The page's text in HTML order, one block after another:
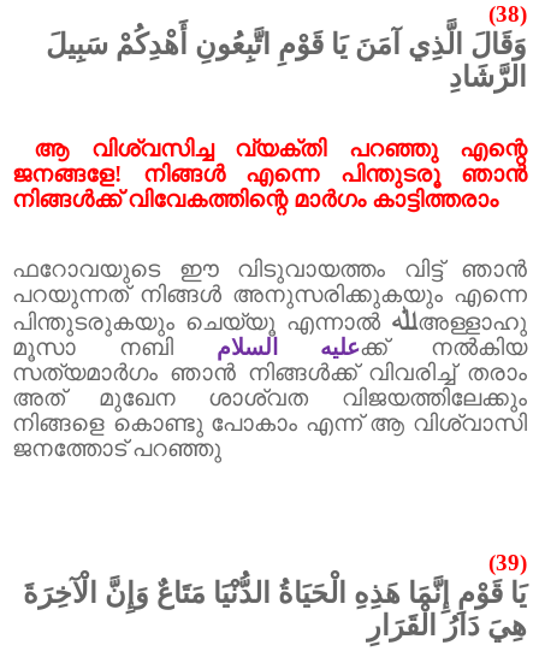
(38)
وَقَالَ الَّذِي آمَنَ يَا قَوْمِ اتَّبِعُونِ أَهْدِكُمْ سَبِيلَ
الرَّشَادِ
ആ വിശ്വസിച്ച വ്യക്തി പറഞ്ഞു എന്റെ
ജനങ്ങളേ! നിങ്ങൾ എന്നെ പിന്തുടരൂ ഞാൻ
നിങ്ങൾക്ക് വിവേകത്തിന്റെ മാർഗം കാട്ടിത്തരാം
ഫറോവയുടെ ഈ വിടുവായത്തം വിട്ട് ഞാൻ
പറയുന്നത് നിങ്ങൾ അനുസരിക്കുകയും എന്നെ
പിന്തുടരുകയും ചെയ്യൂ എന്നാൽ ﷲഅള്ളാഹു
മൂസാ നബി عليه السلامക്ക് നൽകിയ
സത്യമാർഗം ഞാൻ നിങ്ങൾക്ക് വിവരിച്ച് തരാം
അത് മുഖേന ശാശ്വത വിജയത്തിലേക്കും
നിങ്ങളെ കൊണ്ടു പോകാം എന്ന് ആ വിശ്വാസി
ജനത്തോട് പറഞ്ഞു
(39)
يَا قَوْمِ إِنَّمَا هَذِهِ الْحَيَاةُ الدُّنْيَا مَتَاعٌ وَإِنَّ الْآخِرَةَ
هِيَ دَارُ الْقَرَارِ